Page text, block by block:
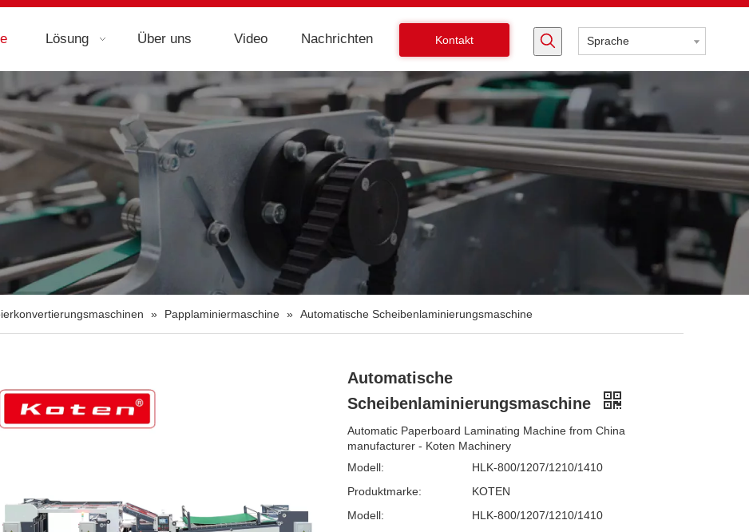
Lösung Über uns Video Nachrichten Kontakt Sprache
» Papplaminiermaschine » Automatische Scheibenlaminierungsmaschine
Automatische
Scheibenlaminierungsmaschine
Automatic Paperboard Laminating Machine from China
manufacturer - Koten Machinery
Modell:
HLK-800/1207/1210/1410
Produktmarke:
KOTEN
Modell:
HLK-800/1207/1210/1410